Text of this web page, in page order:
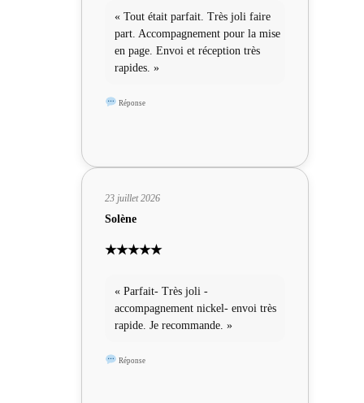
« Tout était parfait. Très joli faire
part. Accompagnement pour la mise
en page. Envoi et réception très
rapides. »
Réponse
23 juillet 2026
Solène
★★★★★
« Parfait- Très joli -
accompagnement nickel- envoi très
rapide. Je recommande. »
Réponse